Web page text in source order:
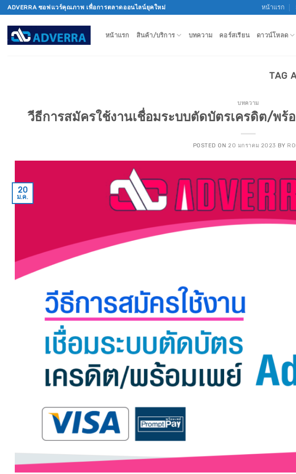
Skip
to
content
ADVERRA ซอฟแวร์คุณภาพ เพื่อการตลาดออนไลน์ยุคใหม่ หน้าแรก
หน้าแรก สินค้า/บริการ บทความ คอร์สเรียน ดาวน์โหลด
TAG
บทความ
วีธีการสมัครใช้งานเชื่อมระบบตัดบัตรเครดิต/พร้
POSTED ON20 มกราคม 2023 BY
20
ม.ค.